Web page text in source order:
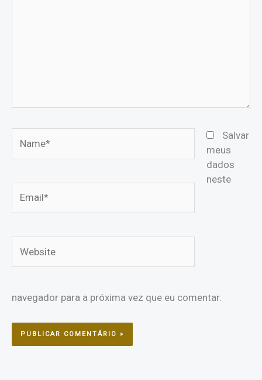
Salvar
meus
dados
neste
navegador para a próxima vez que eu comentar.